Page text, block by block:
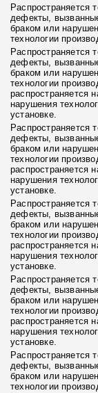
Распространяется
дефекты,
браком или
технологии
Распространяется
дефекты,
браком или
технологии
распространяется
нарушения
установке.
Распространяется
дефекты,
браком или
технологии
распространяется
нарушения
установке.
Распространяется
дефекты,
браком или
технологии
распространяется
нарушения
установке.
Распространяется
дефекты,
браком или
технологии
распространяется
нарушения
установке.
Распространяется
дефекты,
браком или
технологии